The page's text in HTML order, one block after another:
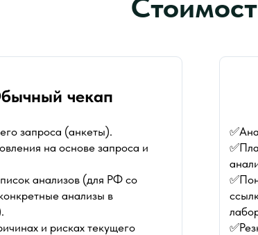
чекап
запроса (анкеты).
на основе запроса и
анализов (для РФ со
анализы в
и рисках текущего